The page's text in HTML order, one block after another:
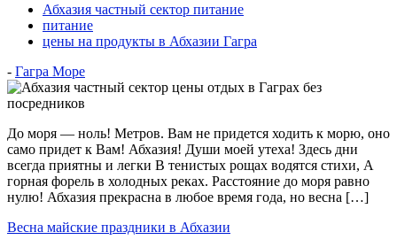
Абхазия частный сектор питание
питание
цены на продукты в Абхазии Гагра
- Гагра Море
До моря — ноль! Метров. Вам не придется ходить к морю, оно
само придет к Вам! Абхазия! Души моей утеха! Здесь дни
всегда приятны и легки В тенистых рощах водятся стихи, А
горная форель в холодных реках. Расстояние до моря равно
нулю! Абхазия прекрасна в любое время года, но весна […]
Весна майские праздники в Абхазии